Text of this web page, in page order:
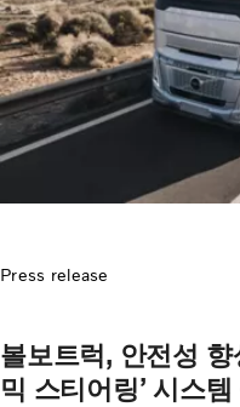
Press release
볼보트럭, 안전성 향
믹 스티어링’ 시스템